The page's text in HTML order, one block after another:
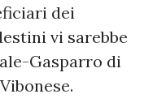
dei
vi sarebbe
Gasparro di